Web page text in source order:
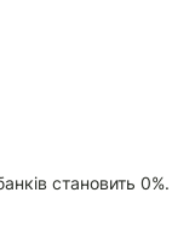
становить 0%.